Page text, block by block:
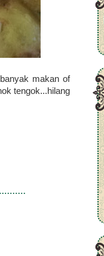
makan of
tengok...hilang